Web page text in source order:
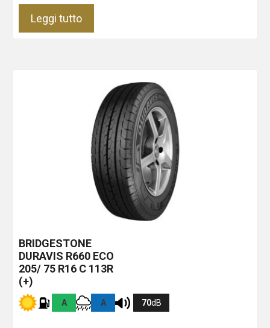
Leggi tutto
BRIDGESTONE
DURAVIS R660 ECO
205/ 75 R16 C 113R
(+)
A A 70dB